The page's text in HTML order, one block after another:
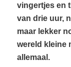
vingertjes en
van drie uur,
maar lekker
wereld kleine
allemaal.